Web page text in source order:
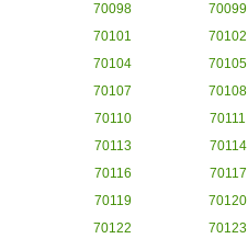
70098
70099
70101
70102
70104
70105
70107
70108
70110
70111
70113
70114
70116
70117
70119
70120
70122
70123